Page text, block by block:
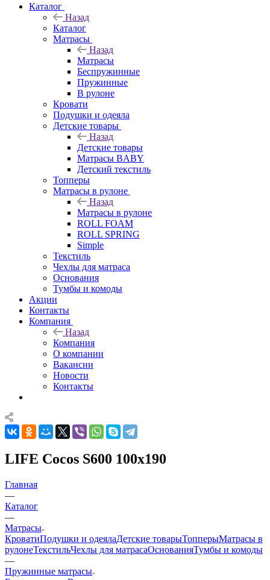
Каталог
Назад
Каталог
Матрасы
Назад
Матрасы
Беспружинные
Пружинные
В рулоне
Кровати
Подушки и одеяла
Детские товары
Назад
Детские товары
Матрасы BABY
Детский текстиль
Топперы
Матрасы в рулоне
Назад
Матрасы в рулоне
ROLL FOAM
ROLL SPRING
Simple
Текстиль
Чехлы для матраса
Основания
Тумбы и комоды
Акции
Контакты
Компания
Назад
Компания
О компании
Вакансии
Новости
Контакты
LIFE Cocos S600 100x190
Главная
—
Каталог
—
Матрасы
КроватиПодушки и одеялаДетские товарыТопперыМатрасы в
рулонеТекстильЧехлы для матрасаОснованияТумбы и комоды
—
Пружинные матрасы